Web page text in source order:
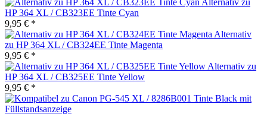
Alternativ zu
HP 364 XL / CB323EE Tinte Cyan
9,95 € *
Alternativ
zu HP 364 XL / CB324EE Tinte Magenta
9,95 € *
Alternativ zu
HP 364 XL / CB325EE Tinte Yellow
9,95 € *